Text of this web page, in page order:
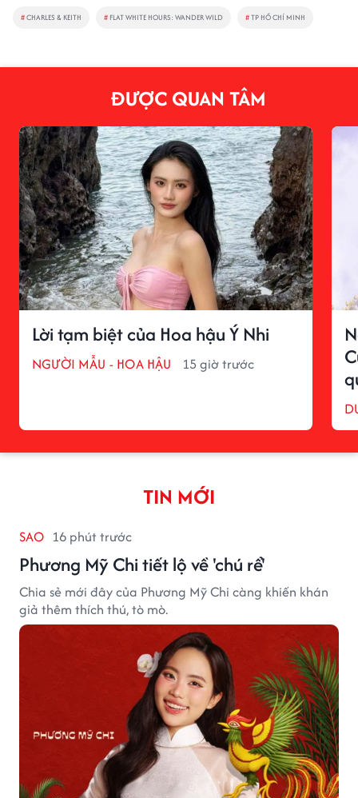
#CHARLES & KEITH # FLAT WHITE HOURS: WANDER WILD #TP HỒ CHÍ MINH
ĐƯỢC QUAN TÂM
Lời tạm biệt của Hoa hậu Ý Nhi
NGƯỜI MẪU - HOA HẬU 15 giờ trước
TIN MỚI
SAO 16 phút trước
Phương Mỹ Chi tiết lộ về 'chú rể'
Chia sẻ mới đây của Phương Mỹ Chi càng khiến khán
giả thêm thích thú, tò mò.